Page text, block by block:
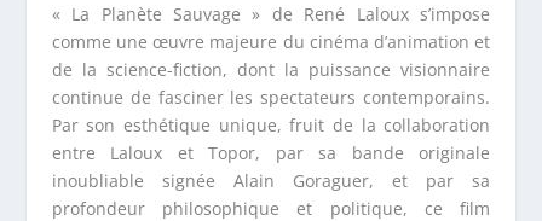
« La Planète Sauvage » de René Laloux s’impose
comme une œuvre majeure du cinéma d’animation et
de la science-fiction, dont la puissance visionnaire
continue de fasciner les spectateurs contemporains.
Par son esthétique unique, fruit de la collaboration
entre Laloux et Topor, par sa bande originale
inoubliable signée Alain Goraguer, et par sa
profondeur philosophique et politique, ce film